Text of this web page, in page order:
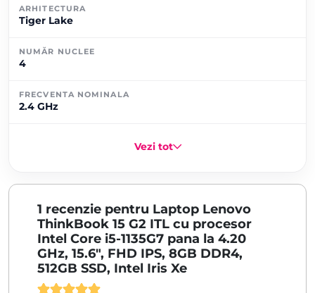
ARHITECTURA
Tiger Lake
NUMĂR NUCLEE
4
FRECVENTA NOMINALA
2.4 GHz
Vezi tot
1 recenzie pentru Laptop Lenovo
ThinkBook 15 G2 ITL cu procesor
Intel Core i5-1135G7 pana la 4.20
GHz, 15.6″, FHD IPS, 8GB DDR4,
512GB SSD, Intel Iris Xe